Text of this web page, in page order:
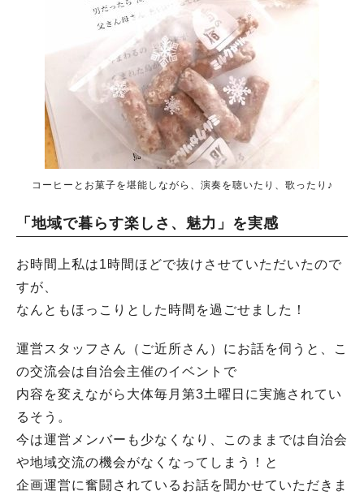
コーヒーとお菓子を堪能しながら、演奏を聴いたり、歌ったり♪
「地域で暮らす楽しさ、魅力」を実感
お時間上私は1時間ほどで抜けさせていただいたので
すが、
なんともほっこりとした時間を過ごせました！
運営スタッフさん（ご近所さん）にお話を伺うと、こ
の交流会は自治会主催のイベントで
内容を変えながら大体毎月第3土曜日に実施されてい
るそう。
今は運営メンバーも少なくなり、このままでは自治会
や地域交流の機会がなくなってしまう！と
企画運営に奮闘されているお話を聞かせていただきま